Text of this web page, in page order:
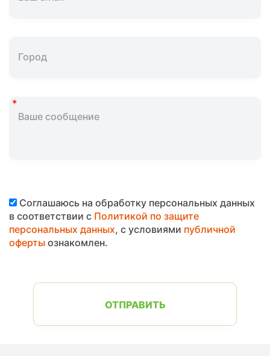
Соглашаюсь на обработку персональных данных
в соответствии с Политикой по защите
персональных данных, с условиями публичной
офертыознакомлен.
ОТПРАВИТЬ